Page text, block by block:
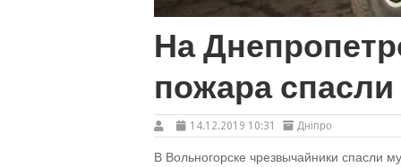
На
пожара
14.12.2019 10:31 Дніпро
В Вольногорске чрезвычайники спасли